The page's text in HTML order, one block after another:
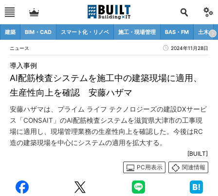
建築 BIM・CAD スマート化・リノベ 施工・現場管理 BAS・FM 土木
ニュース 2024年11月28日
AI配筋検査システムを施工中の建築現場に適用、
生産性向上を確認 安藤ハザマ
導入事例
安藤ハザマは、プライム ライフ テクノロジーズの建設DXサービ
ス「CONSAIT」のAI配筋検査システムを滋賀県大津市の工事現
場に適用し、現場管理業務の生産性向上を確認した。今後はRC
造の建築現場を中心にシステムの適用を拡大する。
[BUILT]
PC用表示
関連情報